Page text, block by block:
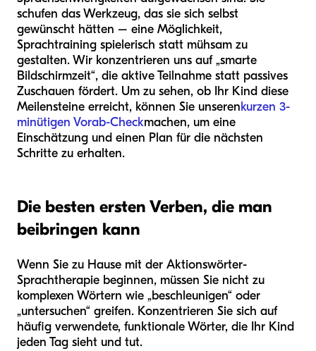
schufen das Werkzeug, das sie sich selbst
gewünscht hätten – eine Möglichkeit,
Sprachtraining spielerisch statt mühsam zu
gestalten. Wir konzentrieren uns auf „smarte
Bildschirmzeit“, die aktive Teilnahme statt passives
Zuschauen fördert. Um zu sehen, ob Ihr Kind diese
Meilensteine erreicht, können Sie unserenkurzen 3-
minütigen Vorab-Checkmachen, um eine
Einschätzung und einen Plan für die nächsten
Schritte zu erhalten.
Die besten ersten Verben, die man
beibringen kann
Wenn Sie zu Hause mit der Aktionswörter-
Sprachtherapie beginnen, müssen Sie nicht zu
komplexen Wörtern wie „beschleunigen“ oder
„untersuchen“ greifen. Konzentrieren Sie sich auf
häufig verwendete, funktionale Wörter, die Ihr Kind
jeden Tag sieht und tut.